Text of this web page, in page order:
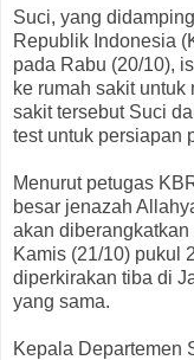
Suci, yang
Republik Indonesia
pada Rabu (20/10),
ke rumah sakit
sakit tersebut Suci
test untuk persiapan
Menurut petugas
besar jenazah
akan
Kamis (21/10) pukul
diperkirakan tiba di
yang sama.
Kepala Departemen